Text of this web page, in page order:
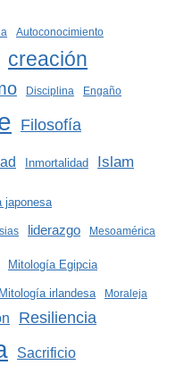
Autoconocimiento
creación
Disciplina Engaño
Filosofía
Inmortalidad Islam
japonesa
liderazgo Mesoamérica
Mitología Egipcia
Mitología irlandesa Moraleja
Resiliencia
Sacrificio